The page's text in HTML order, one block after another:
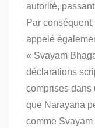
autorité,
Par
appelé
« Svayam
déclarations
comprises dans
que Narayana
comme